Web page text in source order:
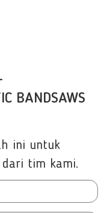
BANDSAWS
ini untuk
tim kami.